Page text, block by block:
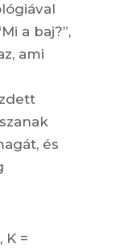
a baj?”,
ami
és
K =